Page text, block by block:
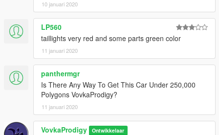
10 januari 2020
LP560
taillights very red and some parts green color
11 januari 2020
panthermgr
Is There Any Way To Get This Car Under 250,000
Polygons VovkaProdigy?
11 januari 2020
VovkaProdigy Ontwikkelaar